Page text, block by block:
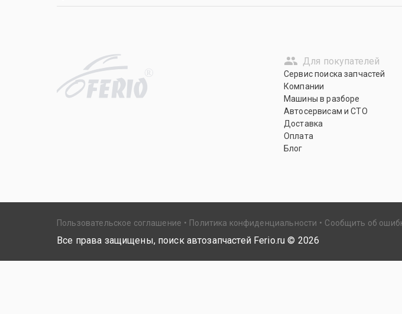
R
Для покупателей
Сервис поиска запчастей
Компании
Машины в разборе
Автосервисам и СТО
Доставка
Оплата
Блог
Пользовательское соглашение Политика конфиденциальности Сообщить об
Все права защищены, поиск автозапчастей Ferio.ru © 2026